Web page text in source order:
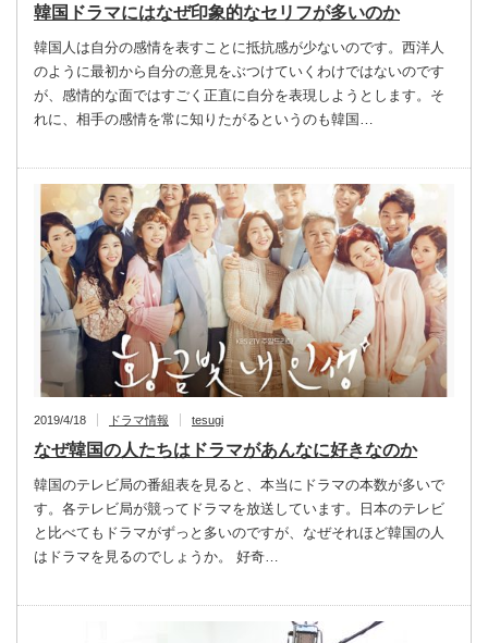
韓国ドラマにはなぜ印象的なセリフが多いのか
韓国人は自分の感情を表すことに抵抗感が少ないのです。西洋人
のように最初から自分の意見をぶつけていくわけではないのです
が、感情的な面ではすごく正直に自分を表現しようとします。そ
れに、相手の感情を常に知りたがるというのも韓国…
2019/4/18 ドラマ情報 tesugi
なぜ韓国の人たちはドラマがあんなに好きなのか
韓国のテレビ局の番組表を見ると、本当にドラマの本数が多いで
す。各テレビ局が競ってドラマを放送しています。日本のテレビ
と比べてもドラマがずっと多いのですが、なぜそれほど韓国の人
はドラマを見るのでしょうか。 好奇…